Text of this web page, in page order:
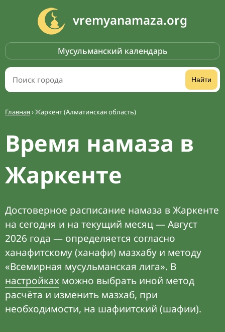
vremyanamaza.org
Мусульманский календарь
Найти
Главная›Жаркент (Алматинская область)
Время намаза в
Жаркенте
Достоверное расписание намаза в Жаркенте
на сегодня и на текущий месяц — Август
2026 года — определяется согласно
ханафитскому (ханафи) мазхабу и методу
«Всемирная мусульманская лига». В
настройках можно выбрать иной метод
расчёта и изменить мазхаб, при
необходимости, на шафиитский (шафии).